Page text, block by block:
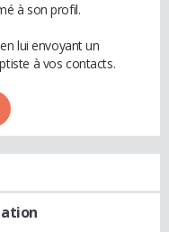
à son profil.
lui envoyant un
à vos contacts.